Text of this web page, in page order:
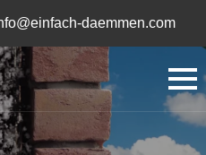
daemmen.com